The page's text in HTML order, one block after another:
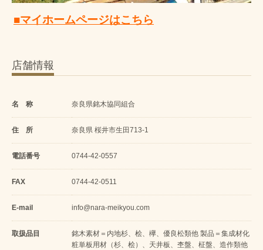
■マイホームページはこちら
店舗情報
名 称 奈良県銘木協同組合
住 所 奈良県 桜井市生田713-1
電話番号 0744-42-0557
FAX 0744-42-0511
E-mail info@nara-meikyou.com
取扱品目
銘木素材＝内地杉、桧、欅、優良松類他 製品＝集成材化
粧単板用材（杉、桧）、天井板、杢盤、柾盤、造作類他